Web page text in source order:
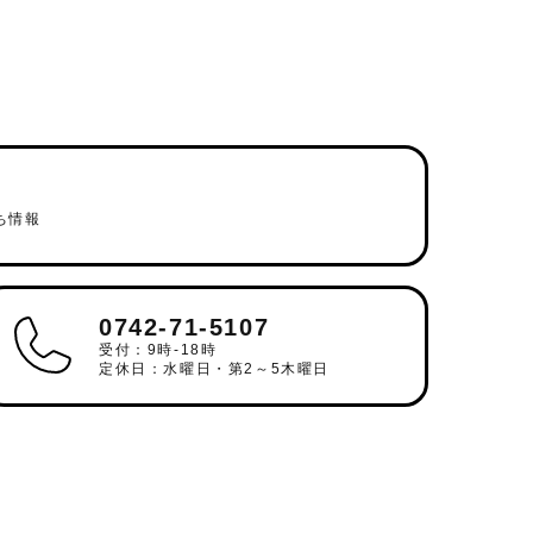
情報
0742-71-5107
受付：9時-18時
定休日：水曜日・第2～5木曜日